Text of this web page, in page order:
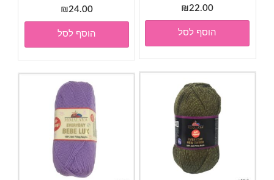
₪22.00
הוסף לסל
₪24.00
הוסף לסל